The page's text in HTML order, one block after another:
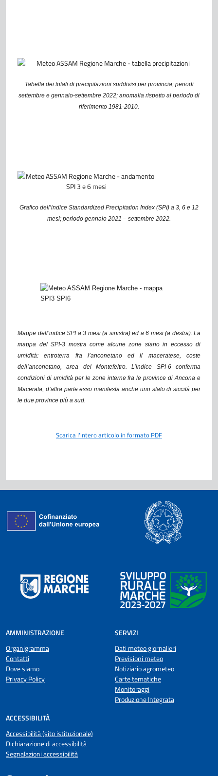
Tabella dei totali di precipitazioni suddivisi per provincia; periodi
settembre e gennaio-settembre 2022; anomalia rispetto al periodo di
riferimento 1981-2010.
Grafico dell’indice Standardized Precipitation Index (SPI) a 3, 6 e 12
mesi; periodo gennaio 2021 – settembre 2022.
Mappe dell’indice SPI a 3 mesi (a sinistra) ed a 6 mesi (a destra). La
mappa del SPI-3 mostra come alcune zone siano in eccesso di
umidità: entroterra fra l’anconetano ed il maceratese, coste
dell’anconetano, area del Montefeltro. L’indice SPI-6 conferma
condizioni di umidità per le zone interne fra le province di Ancona e
Macerata; d’altra parte esso manifesta anche uno stato di siccità per
le due province più a sud.
Scarica l'intero articolo in formato PDF
AMMINISTRAZIONE
Organigramma
Contatti
Dove siamo
Privacy Policy
SERVIZI
Dati meteo giornalieri
Previsioni meteo
Notiziario agrometeo
Carte tematiche
Monitoraggi
Produzione Integrata
ACCESSIBILITÀ
Accessibilità (sito istituzionale)
Dichiarazione di accessibilità
Segnalazioni accessibilità